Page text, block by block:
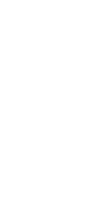
細は
関する声
に
20%の遅
人または
律の権利
人情報
たは
ににご同